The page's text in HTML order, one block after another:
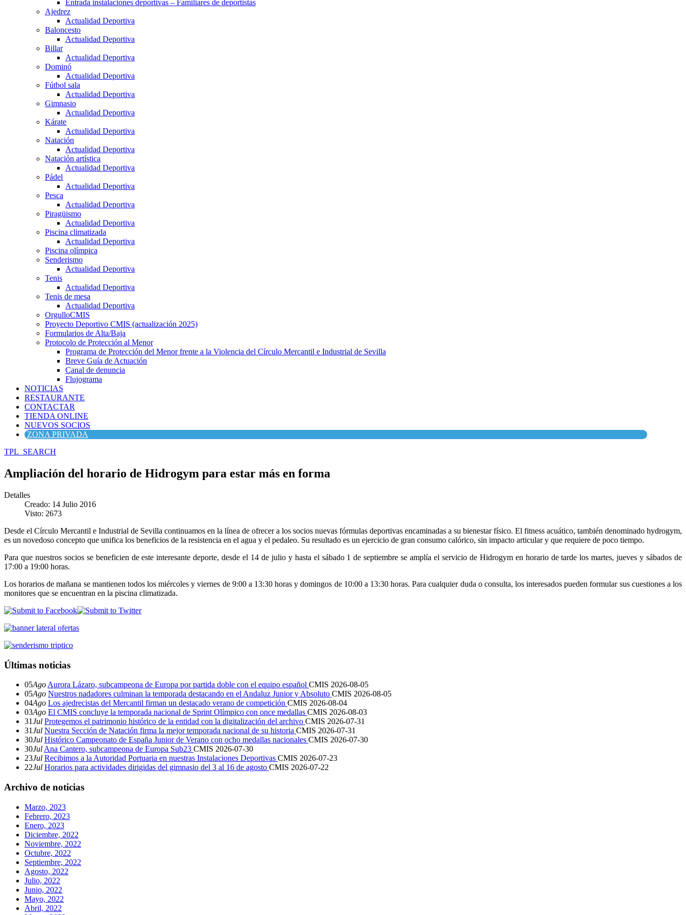
Entrada instalaciones deportivas – Familiares de deportistas
Ajedrez
Actualidad Deportiva
Baloncesto
Actualidad Deportiva
Billar
Actualidad Deportiva
Dominó
Actualidad Deportiva
Fútbol sala
Actualidad Deportiva
Gimnasio
Actualidad Deportiva
Kárate
Actualidad Deportiva
Natación
Actualidad Deportiva
Natación artística
Actualidad Deportiva
Pádel
Actualidad Deportiva
Pesca
Actualidad Deportiva
Piragüismo
Actualidad Deportiva
Piscina climatizada
Actualidad Deportiva
Piscina olímpica
Senderismo
Actualidad Deportiva
Tenis
Actualidad Deportiva
Tenis de mesa
Actualidad Deportiva
OrgulloCMIS
Proyecto Deportivo CMIS (actualización 2025)
Formularios de Alta/Baja
Protocolo de Protección al Menor
Programa de Protección del Menor frente a la Violencia del Círculo Mercantil e Industrial de Sevilla
Breve Guía de Actuación
Canal de denuncia
Flujograma
NOTICIAS
RESTAURANTE
CONTACTAR
TIENDA ONLINE
NUEVOS SOCIOS
ZONA PRIVADA
TPL_SEARCH
Ampliación del horario de Hidrogym para estar más en forma
Detalles
Creado: 14 Julio 2016
Visto: 2673
Desde el Círculo Mercantil e Industrial de Sevilla continuamos en la línea de ofrecer a los socios nuevas fórmulas deportivas encaminadas a su bienestar físico. El fitness acuático, también denominado hydrogym,
es un novedoso concepto que unifica los beneficios de la resistencia en el agua y el pedaleo. Su resultado es un ejercicio de gran consumo calórico, sin impacto articular y que requiere de poco tiempo.
Para que nuestros socios se beneficien de este interesante deporte, desde el 14 de julio y hasta el sábado 1 de septiembre se amplía el servicio de Hidrogym en horario de tarde los martes, jueves y sábados de
17:00 a 19:00 horas.
Los horarios de mañana se mantienen todos los miércoles y viernes de 9:00 a 13:30 horas y domingos de 10:00 a 13:30 horas. Para cualquier duda o consulta, los interesados pueden formular sus cuestiones a los
monitores que se encuentran en la piscina climatizada.
Últimas noticias
05Ago Aurora Lázaro, subcampeona de Europa por partida doble con el equipo español CMIS 2026-08-05
05Ago Nuestros nadadores culminan la temporada destacando en el Andaluz Junior y Absoluto CMIS 2026-08-05
04Ago Los ajedrecistas del Mercantil firman un destacado verano de competición CMIS 2026-08-04
03Ago El CMIS concluye la temporada nacional de Sprint Olímpico con once medallas CMIS 2026-08-03
31Jul Protegemos el patrimonio histórico de la entidad con la digitalización del archivo CMIS 2026-07-31
31Jul Nuestra Sección de Natación firma la mejor temporada nacional de su historia CMIS 2026-07-31
30Jul Histórico Campeonato de España Junior de Verano con ocho medallas nacionales CMIS 2026-07-30
30Jul Ana Cantero, subcampeona de Europa Sub23 CMIS 2026-07-30
23Jul Recibimos a la Autoridad Portuaria en nuestras Instalaciones Deportivas CMIS 2026-07-23
22Jul Horarios para actividades dirigidas del gimnasio del 3 al 16 de agosto CMIS 2026-07-22
Archivo de noticias
Marzo, 2023
Febrero, 2023
Enero, 2023
Diciembre, 2022
Noviembre, 2022
Octubre, 2022
Septiembre, 2022
Agosto, 2022
Julio, 2022
Junio, 2022
Mayo, 2022
Abril, 2022